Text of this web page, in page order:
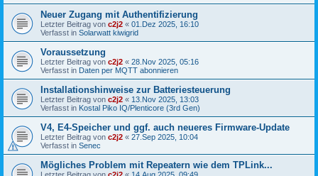
Neuer Zugang mit Authentifizierung
Letzter Beitrag von c2j2 « 01.Dez 2025, 16:10
Verfasst in Solarwatt kiwigrid
Voraussetzung
Letzter Beitrag von c2j2 « 28.Nov 2025, 05:16
Verfasst in Daten per MQTT abonnieren
Installationshinweise zur Batteriesteuerung
Letzter Beitrag von c2j2 « 13.Nov 2025, 13:03
Verfasst in Kostal Piko IQ/Plenticore (3rd Gen)
V4, E4-Speicher und ggf. auch neueres Firmware-Update
Letzter Beitrag von c2j2 « 27.Sep 2025, 10:04
Verfasst in Senec
Mögliches Problem mit Repeatern wie dem TPLink...
Letzter Beitrag von c2j2 « 14.Aug 2025, 09:49